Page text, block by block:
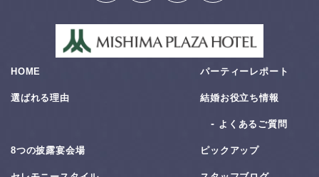
HOME
選ばれる理由
8つの披露宴会場
パーティーレポート
結婚お役⽴ち情報
よくあるご質問
ピックアップ